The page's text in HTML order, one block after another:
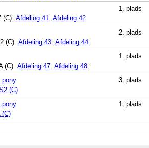
(C) Afdeling 41 Afdeling 42
1. plads
(C) Afdeling 43 Afdeling 44
2. plads
(C) Afdeling 47 Afdeling 48
1. plads
pony
(C)
3. plads
pony
(C)
1. plads